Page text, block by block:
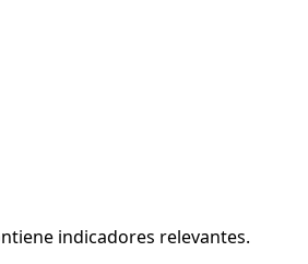
indicadores relevantes.